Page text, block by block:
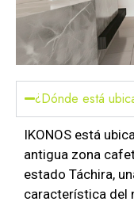
¿Dónde está
IKONOS está
antigua zona
estado Táchira,
característica del